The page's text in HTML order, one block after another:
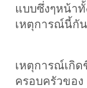
แบบซึ่งๆหน้า
เหตุการณ์นี้กัน
เหตุการณ์เกิ
ครอบครัวของ